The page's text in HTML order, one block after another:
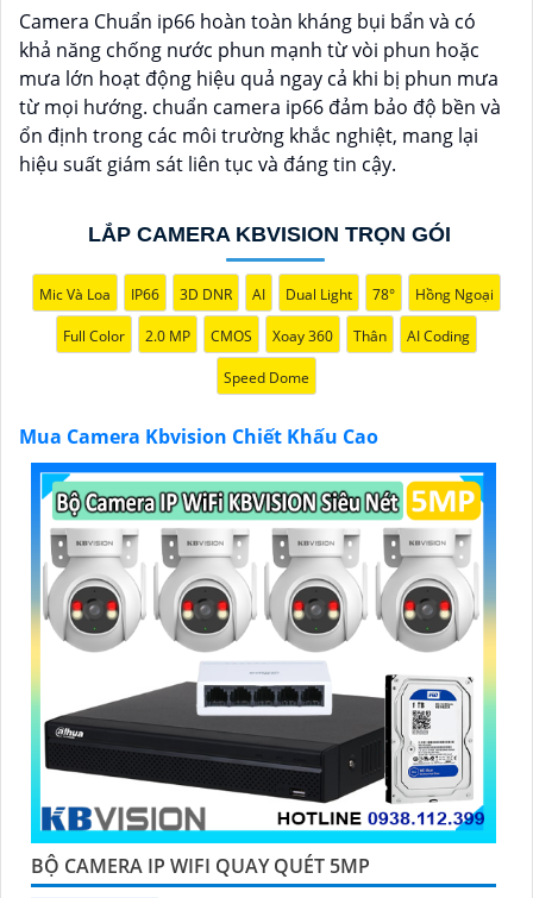
mua Camera Kbvision với chiết khấu cao và giải pháp
phù hợp trong ngữ cảnh của một đại lý công nghệ:
🛃1:"Chào anh/chị! Bạn đang tìm kiếm Camera
Kbvision với chiết khấu hấp dẫn? Hãy đến với chúng
tôi để nhận ưu đãi đặc biệt và được tư vấn về giải
pháp chính xác nhất cho nhu cầu an ninh của bạn!"
và giải pháp phù hợp? Liên hệ ngay với chúng tôi để
được hỗ trợ tốt nhất từ đội ngũ chuyên gia có kinh
nghiệm!"
️🥈3:"Chúng tôi cam kết cung cấp Camera Kbvision
chính hãng với chiết khấu cao nhất trên thị trường.
Hãy đến với chúng tôi để trải nghiệm dịch vụ tốt nhất
và nhận được sự tư vấn chuyên nghiệp về giải pháp an
Hy vọng những câu giới thiệu trên sẽ giúp bạn thành
công trong việc tiếp cận khách hàng và tăng cơ hội
bán hàng của bạn. Nếu có bất kỳ yêu cầu hay câu hỏi
nào khác, bạn có thể chia sẻ để tôi hỗ trợ bạn tốt hơn!
Camera Chuẩn ip66 hoàn toàn kháng bụi bẩn và có
khả năng chống nước phun mạnh từ vòi phun hoặc
mưa lớn hoạt động hiệu quả ngay cả khi bị phun mưa
từ mọi hướng. chuẩn camera ip66 đảm bảo độ bền và
ổn định trong các môi trường khắc nghiệt, mang lại
hiệu suất giám sát liên tục và đáng tin cậy.
LẮP CAMERA KBVISION TRỌN GÓI
Mic Và Loa IP66 3D DNR AI Dual Light 78° Hồng Ngoại
Full Color 2.0 MP CMOS Xoay 360 Thân AI Coding
Speed Dome
Mua Camera Kbvision Chiết Khấu Cao
BỘ CAMERA IP WIFI QUAY QUÉT 5MP